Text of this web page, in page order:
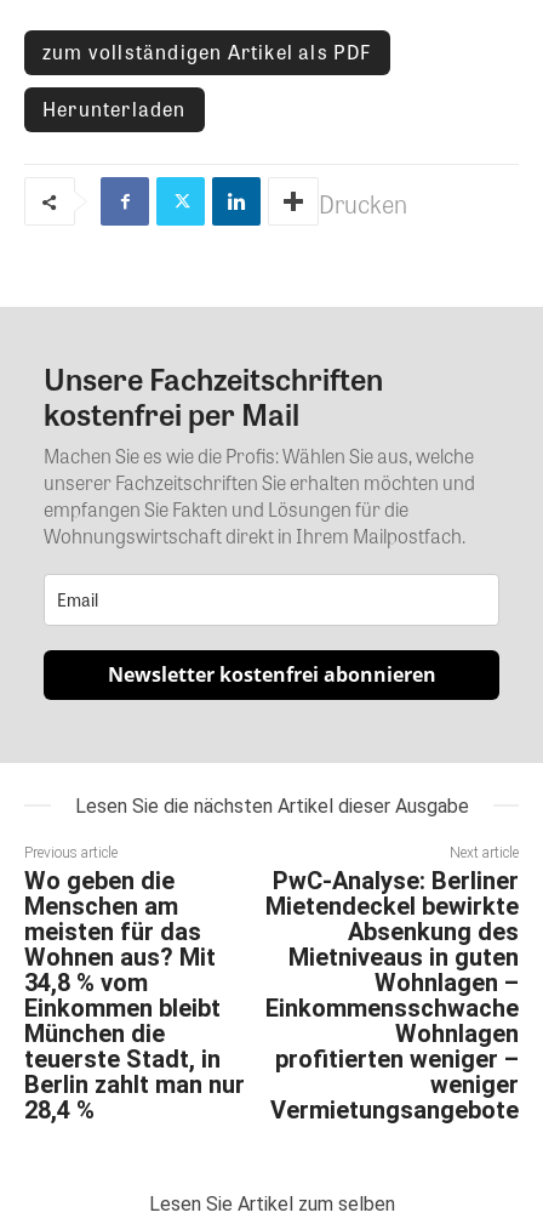
zum vollständigen Artikel als PDF
Herunterladen
Drucken
Kommentar
Unsere Fachzeitschriften
kostenfrei per Mail
Machen Sie es wie die Profis: Wählen Sie aus, welche
unserer Fachzeitschriften Sie erhalten möchten und
empfangen Sie Fakten und Lösungen für die
Wohnungswirtschaft direkt in Ihrem Mailpostfach.
Newsletter kostenfrei abonnieren
Lesen Sie die nächsten Artikel dieser Ausgabe
Previous article
Wo geben die
Menschen am
meisten für das
Wohnen aus? Mit
34,8 % vom
Einkommen bleibt
München die
teuerste Stadt, in
Berlin zahlt man nur
28,4 %
Next article
PwC-Analyse: Berliner
Mietendeckel bewirkte
Absenkung des
Mietniveaus in guten
Wohnlagen –
Einkommensschwache
Wohnlagen
profitierten weniger –
weniger
Vermietungsangebote
Lesen Sie Artikel zum selben